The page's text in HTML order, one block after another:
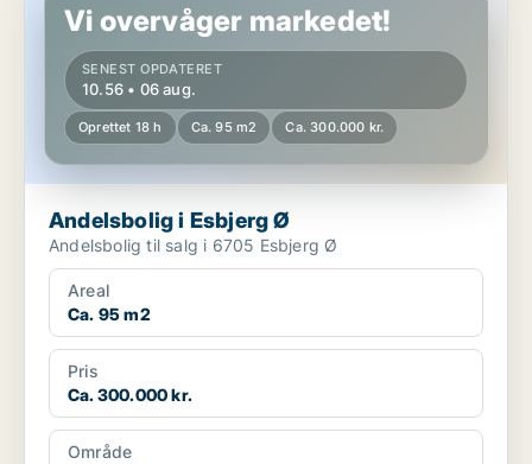
Vi overvåger markedet!
SENEST OPDATERET
10.56 • 06 aug.
Oprettet 18 h Ca. 95 m2 Ca. 300.000 kr.
Andelsbolig i Esbjerg Ø
Andelsbolig til salg i 6705 Esbjerg Ø
Areal
Ca. 95 m2
Pris
Ca. 300.000 kr.
Område